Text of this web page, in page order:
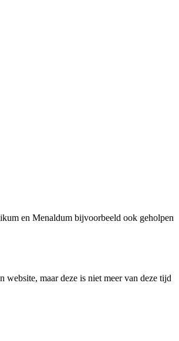
en Menaldum bijvoorbeeld ook geholpen
maar deze is niet meer van deze tijd